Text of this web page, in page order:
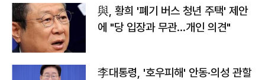
與, 황희 '폐기 버스 청년 주택' 제안
에 "당 입장과 무관…개인 의견"
李대통령, '호우피해' 안동·의성 관할